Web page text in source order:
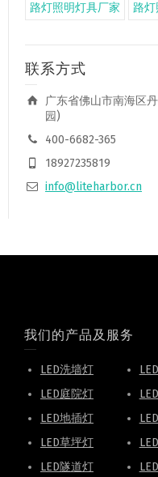
路灯照明灯具厂家 路
联系方式
广东省佛山市南海区
园)
400-6682-365
18927235819
info@liteharbor.cn
我们的产品及服务
LED洗墙灯
LED庭院灯
LED地插灯
LED草坪灯
LED隧道灯